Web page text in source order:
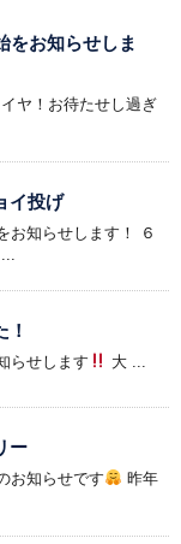
をお知らせしま
ヤ！お待たせし過ぎ
イ投げ
お知らせします！ ６
らせします 大 ...
ー
お知らせです
昨年